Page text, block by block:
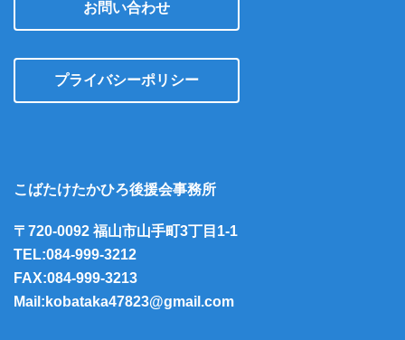
お問い合わせ
プライバシーポリシー
こばたけたかひろ後援会事務所
〒720-0092 福山市山手町3丁目1-1
TEL:084-999-3212
FAX:084-999-3213
Mail:kobataka47823@gmail.com